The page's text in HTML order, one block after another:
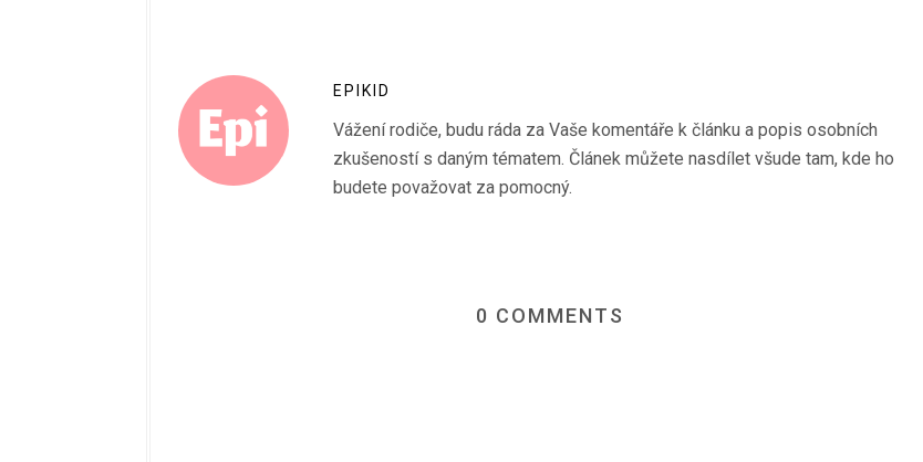
EPIKID
Vážení rodiče, budu ráda za Vaše komentáře k článku a popis osobních
zkušeností s daným tématem. Článek můžete nasdílet všude tam, kde ho
budete považovat za pomocný.
0 COMMENTS